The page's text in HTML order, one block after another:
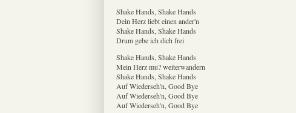
Shake Hands, Shake Hands
Dein Herz liebt einen ander'n
Shake Hands, Shake Hands
Drum gebe ich dich frei
Shake Hands, Shake Hands
Mein Herz mu? weiterwandern
Shake Hands, Shake Hands
Auf Wiederseh'n, Good Bye
Auf Wiederseh'n, Good Bye
Auf Wiederseh'n, Good Bye